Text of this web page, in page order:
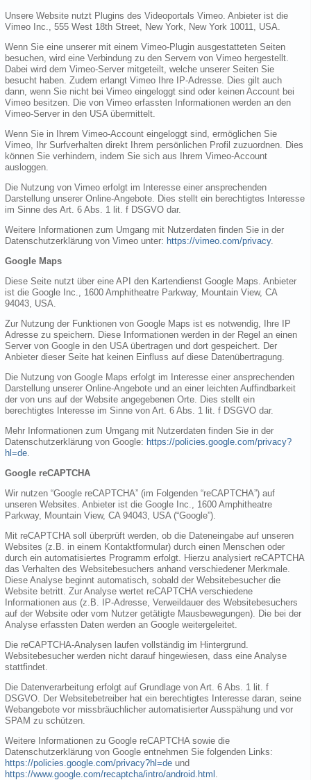
Unsere Website nutzt Plugins des Videoportals Vimeo. Anbieter ist die
Vimeo Inc., 555 West 18th Street, New York, New York 10011, USA.
Wenn Sie eine unserer mit einem Vimeo-Plugin ausgestatteten Seiten
besuchen, wird eine Verbindung zu den Servern von Vimeo hergestellt.
Dabei wird dem Vimeo-Server mitgeteilt, welche unserer Seiten Sie
besucht haben. Zudem erlangt Vimeo Ihre IP-Adresse. Dies gilt auch
dann, wenn Sie nicht bei Vimeo eingeloggt sind oder keinen Account bei
Vimeo besitzen. Die von Vimeo erfassten Informationen werden an den
Vimeo-Server in den USA übermittelt.
Wenn Sie in Ihrem Vimeo-Account eingeloggt sind, ermöglichen Sie
Vimeo, Ihr Surfverhalten direkt Ihrem persönlichen Profil zuzuordnen. Dies
können Sie verhindern, indem Sie sich aus Ihrem Vimeo-Account
ausloggen.
Die Nutzung von Vimeo erfolgt im Interesse einer ansprechenden
Darstellung unserer Online-Angebote. Dies stellt ein berechtigtes Interesse
im Sinne des Art. 6 Abs. 1 lit. f DSGVO dar.
Weitere Informationen zum Umgang mit Nutzerdaten finden Sie in der
Datenschutzerklärung von Vimeo unter: https://vimeo.com/privacy.
Google Maps
Diese Seite nutzt über eine API den Kartendienst Google Maps. Anbieter
ist die Google Inc., 1600 Amphitheatre Parkway, Mountain View, CA
94043, USA.
Zur Nutzung der Funktionen von Google Maps ist es notwendig, Ihre IP
Adresse zu speichern. Diese Informationen werden in der Regel an einen
Server von Google in den USA übertragen und dort gespeichert. Der
Anbieter dieser Seite hat keinen Einfluss auf diese Datenübertragung.
Die Nutzung von Google Maps erfolgt im Interesse einer ansprechenden
Darstellung unserer Online-Angebote und an einer leichten Auffindbarkeit
der von uns auf der Website angegebenen Orte. Dies stellt ein
berechtigtes Interesse im Sinne von Art. 6 Abs. 1 lit. f DSGVO dar.
Mehr Informationen zum Umgang mit Nutzerdaten finden Sie in der
Datenschutzerklärung von Google: https://policies.google.com/privacy?
hl=de
Google reCAPTCHA
Wir nutzen “Google reCAPTCHA” (im Folgenden “reCAPTCHA”) auf
unseren Websites. Anbieter ist die Google Inc., 1600 Amphitheatre
Parkway, Mountain View, CA 94043, USA (“Google”).
Mit reCAPTCHA soll überprüft werden, ob die Dateneingabe auf unseren
Websites (z.B. in einem Kontaktformular) durch einen Menschen oder
durch ein automatisiertes Programm erfolgt. Hierzu analysiert reCAPTCHA
das Verhalten des Websitebesuchers anhand verschiedener Merkmale.
Diese Analyse beginnt automatisch, sobald der Websitebesucher die
Website betritt. Zur Analyse wertet reCAPTCHA verschiedene
Informationen aus (z.B. IP-Adresse, Verweildauer des Websitebesuchers
auf der Website oder vom Nutzer getätigte Mausbewegungen). Die bei der
Analyse erfassten Daten werden an Google weitergeleitet.
Die reCAPTCHA-Analysen laufen vollständig im Hintergrund.
Websitebesucher werden nicht darauf hingewiesen, dass eine Analyse
stattfindet.
Die Datenverarbeitung erfolgt auf Grundlage von Art. 6 Abs. 1 lit. f
DSGVO. Der Websitebetreiber hat ein berechtigtes Interesse daran, seine
Webangebote vor missbräuchlicher automatisierter Ausspähung und vor
SPAM zu schützen.
Weitere Informationen zu Google reCAPTCHA sowie die
Datenschutzerklärung von Google entnehmen Sie folgenden Links:
https://policies.google.com/privacy?hl=de und
https://www.google.com/recaptcha/intro/android.html